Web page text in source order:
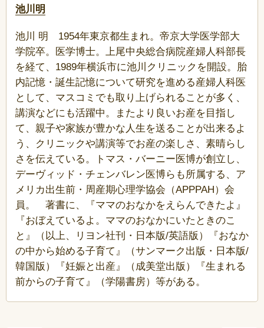
池川明
池川 明 1954年東京都生まれ。帝京大学医学部大
学院卒。医学博士。上尾中央総合病院産婦人科部長
を経て、1989年横浜市に池川クリニックを開設。胎
内記憶・誕生記憶について研究を進める産婦人科医
として、マスコミでも取り上げられることが多く、
講演などにも活躍中。またより良いお産を目指し
て、親子や家族が豊かな人生を送ることが出来るよ
う、クリニックや講演等でお産の楽しさ、素晴らし
さを伝えている。トマス・バーニー医博が創立し、
デーヴィッド・チェンバレン医博らも所属する、ア
メリカ出生前・周産期心理学協会（APPPAH）会
員。 著書に、『ママのおなかをえらんできたよ』
『おぼえているよ。ママのおなかにいたときのこ
と』（以上、リヨン社刊・日本版/英語版）『おなか
の中から始める子育て』（サンマーク出版・日本版/
韓国版）『妊娠と出産』（成美堂出版）『生まれる
前からの子育て』（学陽書房）等がある。